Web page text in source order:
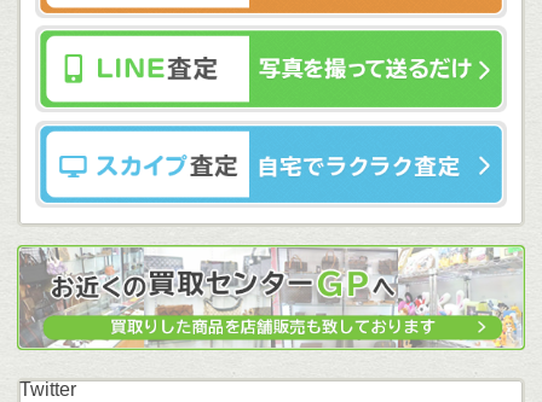
Twitter